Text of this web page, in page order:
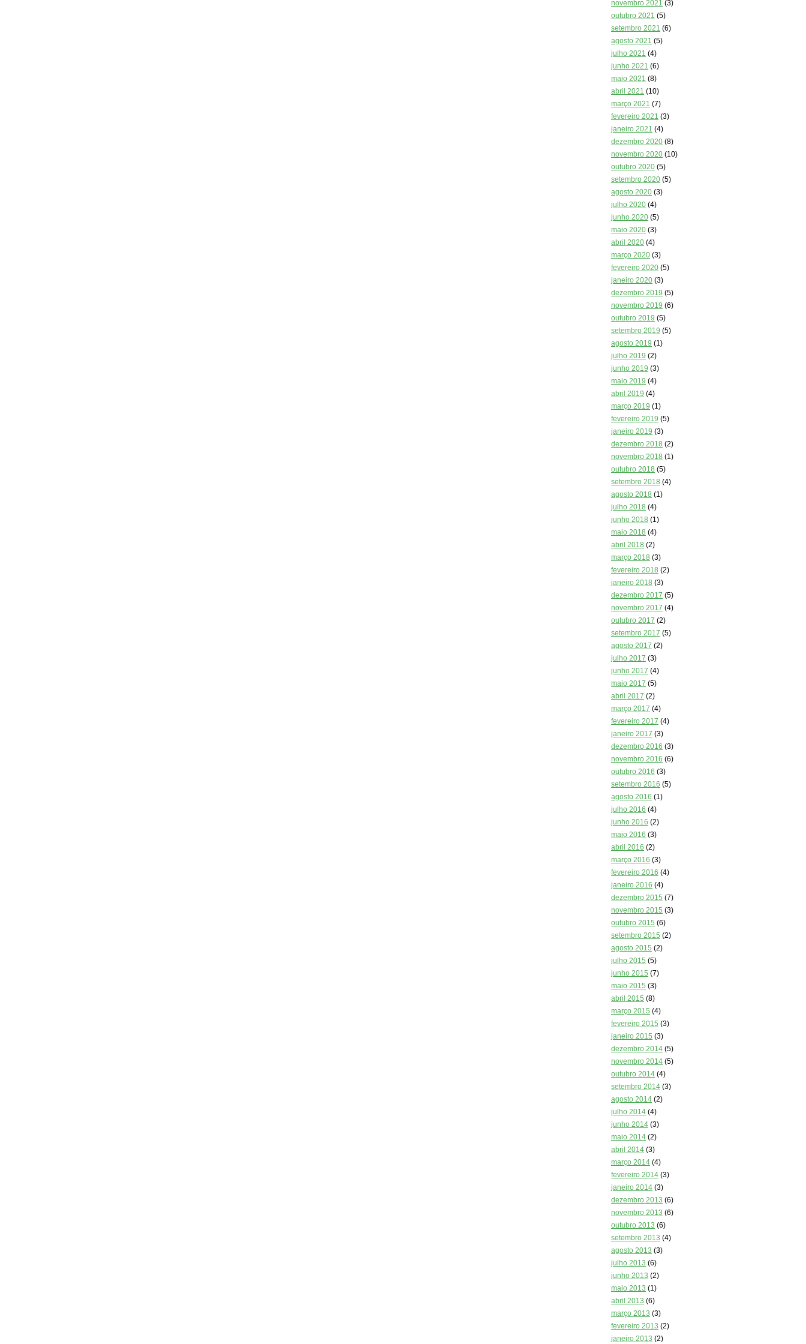
novembro 2021 (3)
outubro 2021 (5)
setembro 2021 (6)
agosto 2021 (5)
julho 2021 (4)
junho 2021 (6)
maio 2021 (8)
abril 2021 (10)
março 2021 (7)
fevereiro 2021 (3)
janeiro 2021 (4)
dezembro 2020 (8)
novembro 2020 (10)
outubro 2020 (5)
setembro 2020 (5)
agosto 2020 (3)
julho 2020 (4)
junho 2020 (5)
maio 2020 (3)
abril 2020 (4)
março 2020 (3)
fevereiro 2020 (5)
janeiro 2020 (3)
dezembro 2019 (5)
novembro 2019 (6)
outubro 2019 (5)
setembro 2019 (5)
agosto 2019 (1)
julho 2019 (2)
junho 2019 (3)
maio 2019 (4)
abril 2019 (4)
março 2019 (1)
fevereiro 2019 (5)
janeiro 2019 (3)
dezembro 2018 (2)
novembro 2018 (1)
outubro 2018 (5)
setembro 2018 (4)
agosto 2018 (1)
julho 2018 (4)
junho 2018 (1)
maio 2018 (4)
abril 2018 (2)
março 2018 (3)
fevereiro 2018 (2)
janeiro 2018 (3)
dezembro 2017 (5)
novembro 2017 (4)
outubro 2017 (2)
setembro 2017 (5)
agosto 2017 (2)
julho 2017 (3)
junho 2017 (4)
maio 2017 (5)
abril 2017 (2)
março 2017 (4)
fevereiro 2017 (4)
janeiro 2017 (3)
dezembro 2016 (3)
novembro 2016 (6)
outubro 2016 (3)
setembro 2016 (5)
agosto 2016 (1)
julho 2016 (4)
junho 2016 (2)
maio 2016 (3)
abril 2016 (2)
março 2016 (3)
fevereiro 2016 (4)
janeiro 2016 (4)
dezembro 2015 (7)
novembro 2015 (3)
outubro 2015 (6)
setembro 2015 (2)
agosto 2015 (2)
julho 2015 (5)
junho 2015 (7)
maio 2015 (3)
abril 2015 (8)
março 2015 (4)
fevereiro 2015 (3)
janeiro 2015 (3)
dezembro 2014 (5)
novembro 2014 (5)
outubro 2014 (4)
setembro 2014 (3)
agosto 2014 (2)
julho 2014 (4)
junho 2014 (3)
maio 2014 (2)
abril 2014 (3)
março 2014 (4)
fevereiro 2014 (3)
janeiro 2014 (3)
dezembro 2013 (6)
novembro 2013 (6)
outubro 2013 (6)
setembro 2013 (4)
agosto 2013 (3)
julho 2013 (6)
junho 2013 (2)
maio 2013 (1)
abril 2013 (6)
março 2013 (3)
fevereiro 2013 (2)
janeiro 2013 (2)